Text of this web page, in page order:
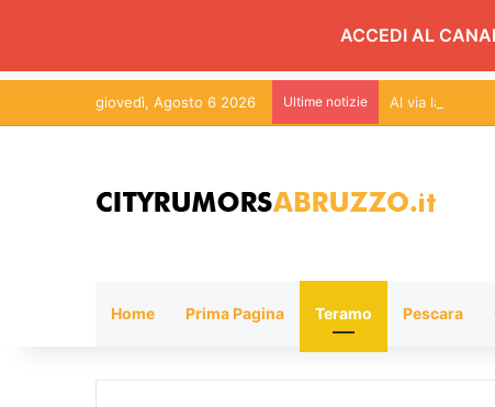
ACCEDI AL
giovedì, Agosto 6 2026 Ultime notizie
Home Prima Pagina Teramo Pescara